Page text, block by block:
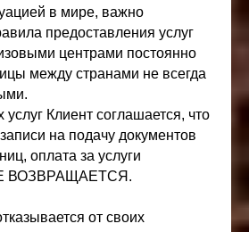
в мире, важно
предоставления услуг
центрами постоянно
между странами не всегда
Клиент соглашается, что
на подачу документов
оплата за услуги
ВОЗВРАЩАЕТСЯ.
от своих